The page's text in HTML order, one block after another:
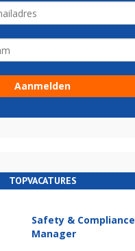
TOPVACATURES
Safety & Compliance
Manager